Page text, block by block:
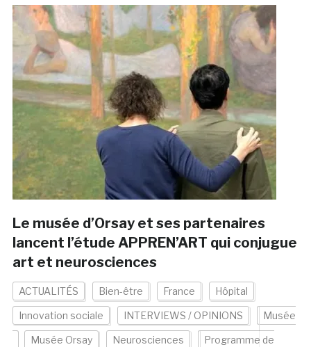
Le musée d’Orsay et ses partenaires
lancent l’étude APPREN’ART qui conjugue
art et neurosciences
ACTUALITÉS Bien-être France Hôpital
Innovation sociale INTERVIEWS / OPINIONS Musée
Musée Orsay Neurosciences Programme de